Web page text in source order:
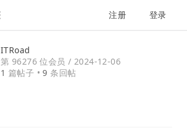
注册 登录
ITRoad
第 96276 位会员 / 2024-12-06
1 篇帖子 •9 条回帖